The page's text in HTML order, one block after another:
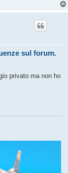
sul forum.
privato ma non ho